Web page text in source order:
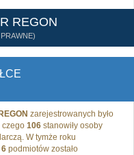
REGON
REGON zarejestrowanych było
czego 106 stanowiły osoby
W tymże roku
6 podmiotów zostało